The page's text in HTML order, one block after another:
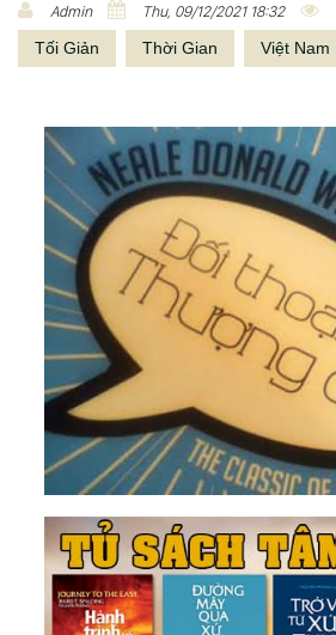
Admin Thu, 09/12/2021 18:32
Tối Giản Thời Gian Việt Nam